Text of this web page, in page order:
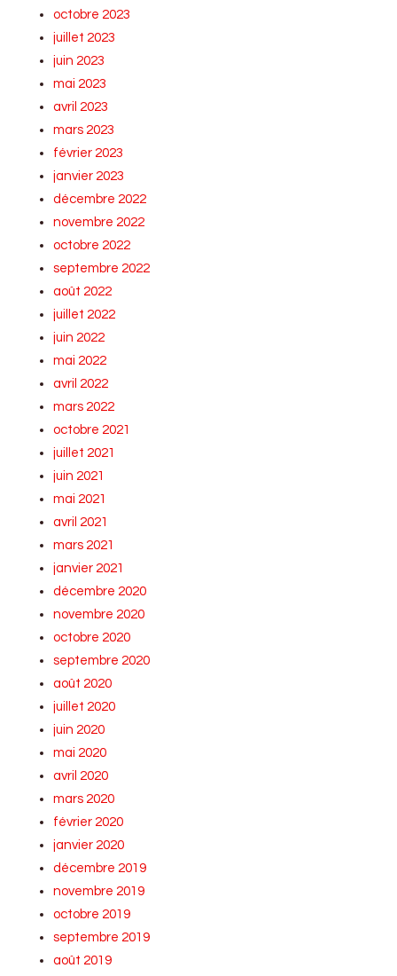
octobre 2023
juillet 2023
juin 2023
mai 2023
avril 2023
mars 2023
février 2023
janvier 2023
décembre 2022
novembre 2022
octobre 2022
septembre 2022
août 2022
juillet 2022
juin 2022
mai 2022
avril 2022
mars 2022
octobre 2021
juillet 2021
juin 2021
mai 2021
avril 2021
mars 2021
janvier 2021
décembre 2020
novembre 2020
octobre 2020
septembre 2020
août 2020
juillet 2020
juin 2020
mai 2020
avril 2020
mars 2020
février 2020
janvier 2020
décembre 2019
novembre 2019
octobre 2019
septembre 2019
août 2019